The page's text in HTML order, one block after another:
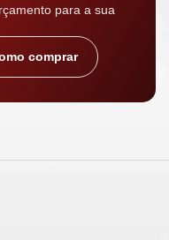
para a sua
comprar